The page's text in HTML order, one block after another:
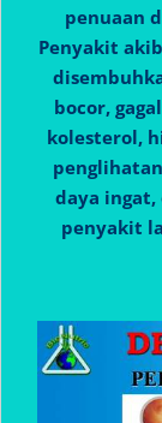
penuaan
Penyakit
bocor,
kolesterol,
daya ingat,
penyakit